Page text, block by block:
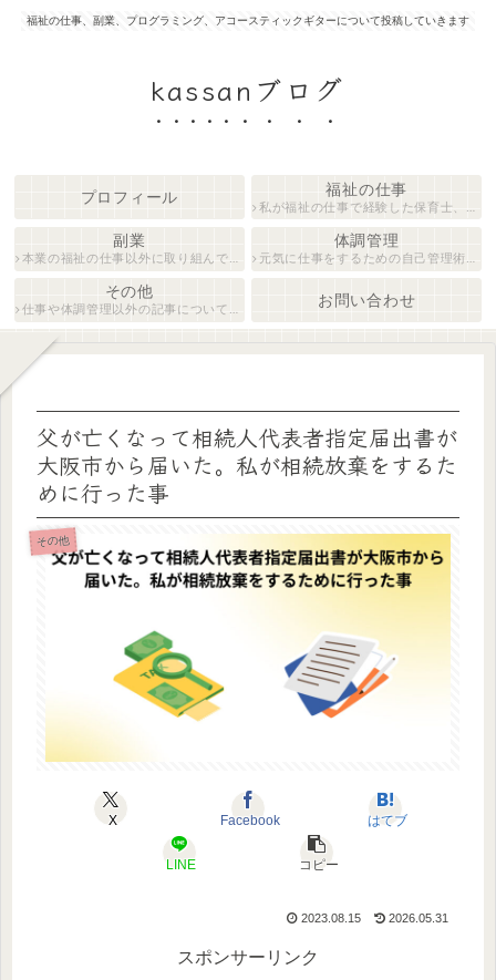
福祉の仕事、副業、プログラミング、アコースティックギターについて投稿していきます
kassanブログ
プロフィール 福祉の仕事
私が福祉の仕事で経験した保育士、障がい者生活支援員について紹介します。
副業
本業の福祉の仕事以外に取り組んでいる仕事について紹介します。
体調管理
元気に仕事をするための自己管理術について説明します。
その他
仕事や体調管理以外の記事について執筆しています。
お問い合わせ
父が亡くなって相続人代表者指定届出書が
大阪市から届いた。私が相続放棄をするた
めに行った事
その他
X Facebook はてブ
LINE コピー
2023.08.15 2026.05.31
スポンサーリンク